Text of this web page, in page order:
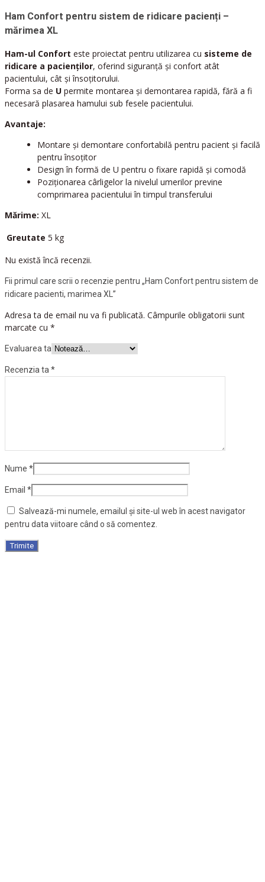
Ham Confort pentru sistem de ridicare pacienți –
mărimea XL
Ham-ul Confort este proiectat pentru utilizarea cu sisteme de
ridicare a pacienților, oferind siguranță și confort atât
pacientului, cât și însoțitorului.
Forma sa de U permite montarea și demontarea rapidă, fără a fi
necesară plasarea hamului sub fesele pacientului.
Avantaje:
Montare și demontare confortabilă pentru pacient și facilă
pentru însoțitor
Design în formă de U pentru o fixare rapidă și comodă
Poziționarea cârligelor la nivelul umerilor previne
comprimarea pacientului în timpul transferului
Mărime: XL
Greutate 5 kg
Nu există încă recenzii.
Fii primul care scrii o recenzie pentru „Ham Confort pentru sistem de
ridicare pacienti, marimea XL”
Adresa ta de email nu va fi publicată. Câmpurile obligatorii sunt
marcate cu *
Evaluarea ta
Recenzia ta *
Nume *
Email *
Salvează-mi numele, emailul și site-ul web în acest navigator
pentru data viitoare când o să comentez.